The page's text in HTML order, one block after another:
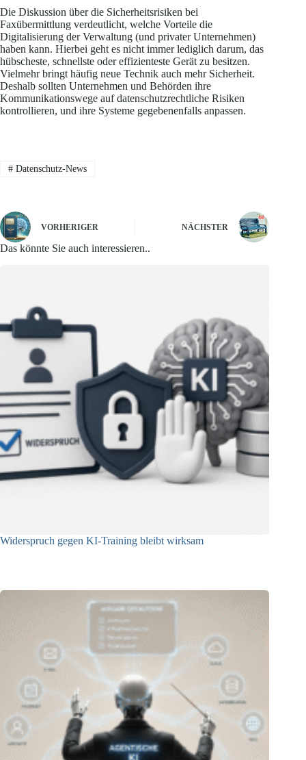
Die Diskussion über die Sicherheitsrisiken bei
Faxübermittlung verdeutlicht, welche Vorteile die
Digitalisierung der Verwaltung (und privater Unternehmen)
haben kann. Hierbei geht es nicht immer lediglich darum, das
hübscheste, schnellste oder effizienteste Gerät zu besitzen.
Vielmehr bringt häufig neue Technik auch mehr Sicherheit.
Deshalb sollten Unternehmen und Behörden ihre
Kommunikationswege auf datenschutzrechtliche Risiken
kontrollieren, und ihre Systeme gegebenenfalls anpassen.
#Datenschutz-News
VORHERIGER NÄCHSTER
Das könnte Sie auch interessieren..
Widerspruch gegen KI-Training bleibt wirksam